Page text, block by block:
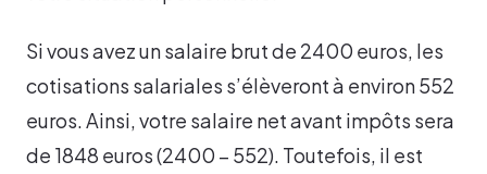
Si vous avez un salaire brut de 2400 euros, les
cotisations salariales s’élèveront à environ 552
euros. Ainsi, votre salaire net avant impôts sera
de 1848 euros (2400 – 552). Toutefois, il est